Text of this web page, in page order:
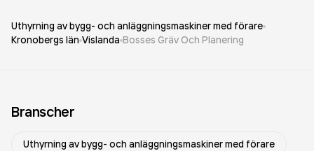
Uthyrning av bygg- och anläggningsmaskiner med förare
Kronobergs län Vislanda Bosses Gräv Och Planering
Branscher
Uthyrning av bygg- och anläggningsmaskiner med förare